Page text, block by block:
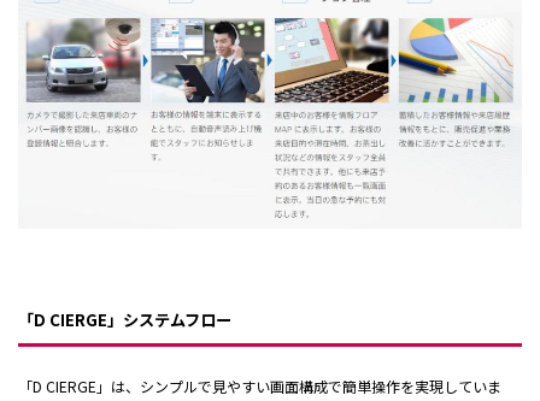
「D CIERGE」システムフロー
「D CIERGE」は、シンプルで見やすい画面構成で簡単操作を実現していま